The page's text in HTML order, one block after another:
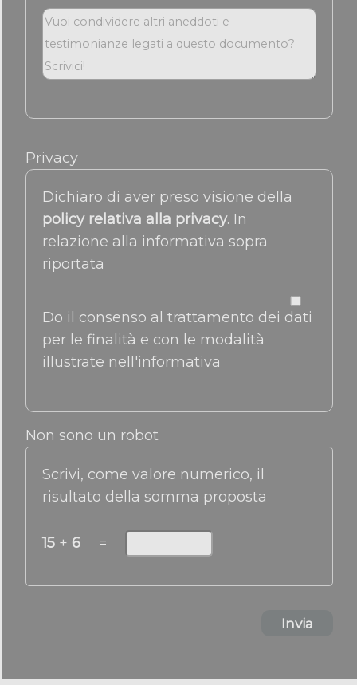
Privacy
Dichiaro di aver preso visione della
policy relativa alla privacy. In
relazione alla informativa sopra
riportata
Do il consenso al trattamento dei dati
per le finalità e con le modalità
illustrate nell'informativa
Non sono un robot
Scrivi, come valore numerico, il
risultato della somma proposta
15 + 6 =
Invia